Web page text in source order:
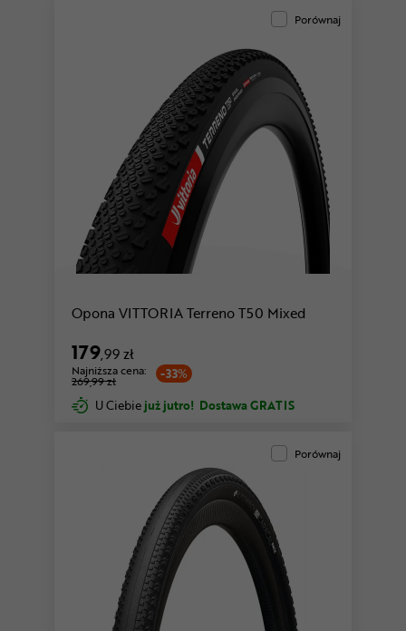
Porównaj
Opona VITTORIA Terreno T50 Mixed
179,99 zł
-33%
Najniższa cena:
269,99 zł
U Ciebie już jutro! Dostawa GRATIS
Porównaj